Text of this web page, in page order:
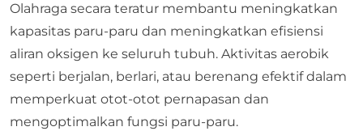
Olahraga secara teratur membantu meningkatkan
kapasitas paru-paru dan meningkatkan efisiensi
aliran oksigen ke seluruh tubuh. Aktivitas aerobik
seperti berjalan, berlari, atau berenang efektif dalam
memperkuat otot-otot pernapasan dan
mengoptimalkan fungsi paru-paru.